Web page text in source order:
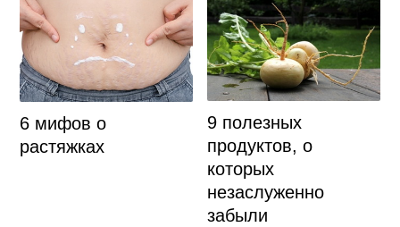
6 мифов о
растяжках
9 полезных
продуктов, о
которых
незаслуженно
забыли